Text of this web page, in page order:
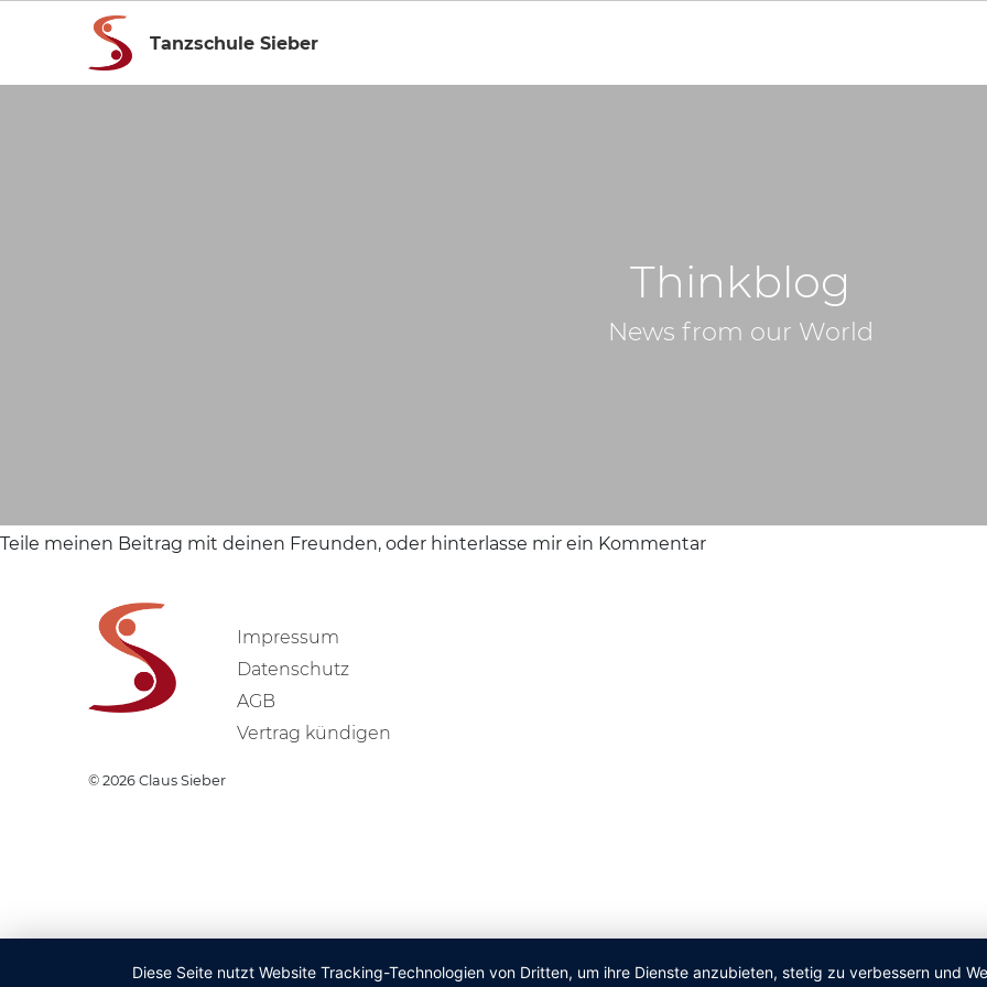
Tanzschule Sieber
Thinkblog
News from our World
Teile meinen Beitrag mit deinen Freunden, oder hinterlasse mir ein Kommentar
Diese Seite nutzt Website Tracking-Technologien von Dritten, um ihre Dienste anzubieten, stetig zu verbessern und
Impressum
Datenschutz
AGB
Vertrag kündigen
© 2026 Claus Sieber